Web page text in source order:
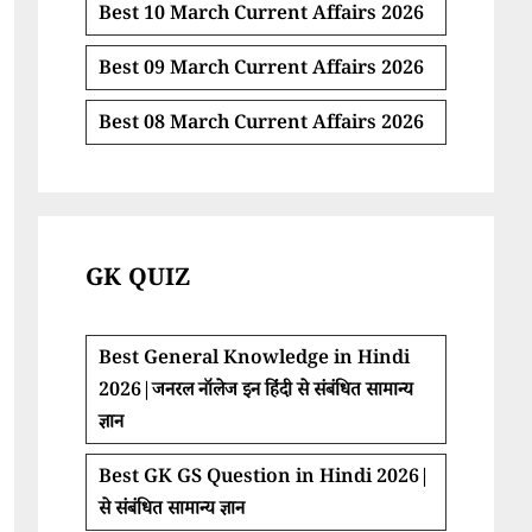
Best 10 March Current Affairs 2026
Best 09 March Current Affairs 2026
Best 08 March Current Affairs 2026
GK QUIZ
Best General Knowledge in Hindi
2026|जनरल नॉलेज इन हिंदी से संबंधित सामान्य
ज्ञान
Best GK GS Question in Hindi 2026|
से संबंधित सामान्य ज्ञान